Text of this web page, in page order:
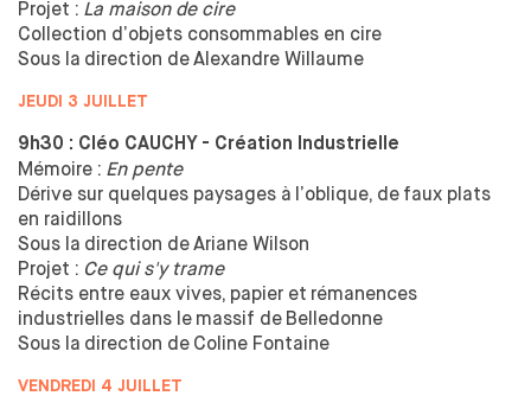
Projet : La maison de cire
Collection d’objets consommables en cire
Sous la direction deAlexandre Willaume
JEUDI 3 JUILLET
9h30 : Cléo CAUCHY - Création Industrielle
Mémoire : En pente
Dérive sur quelques paysages à l’oblique, de faux plats
en raidillons
Sous la direction deAriane Wilson
Projet : Ce qui s'y trame
Récits entre eaux vives, papier et rémanences
industrielles dans le massif de Belledonne
Sous la direction de Coline Fontaine
VENDREDI 4 JUILLET